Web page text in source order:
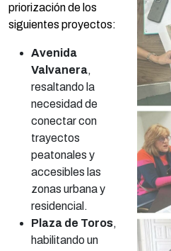
priorización de los
siguientes proyectos:
Avenida
Valvanera,
resaltando la
necesidad de
conectar con
trayectos
peatonales y
accesibles las
zonas urbana y
residencial.
Plaza de Toros,
habilitando un